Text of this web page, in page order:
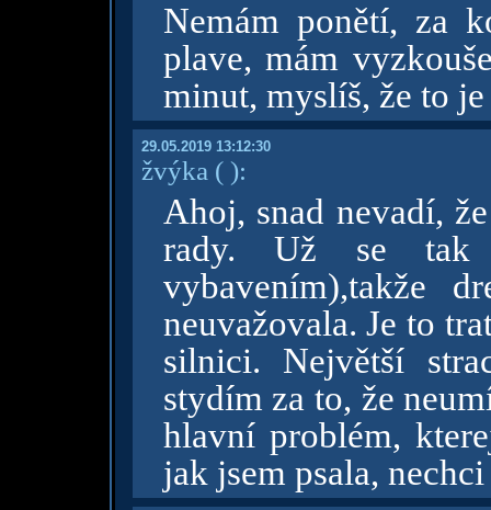
Nemám ponětí, za
plave, mám
minut, myslíš, že to
29.05.2019 13:12:30
žvýka ( ):
Ahoj, snad nevadí,
rady. Už se tak
vybavením),takže
neuvažovala. Je to
silnici. Největší
stydím za to, že
hlavní problém,
jak jsem psala,